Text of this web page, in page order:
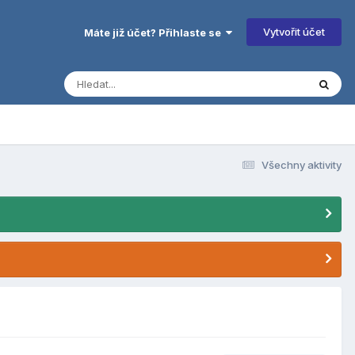
Máte již účet? Přihlaste se Vytvořit účet
Všechny aktivity